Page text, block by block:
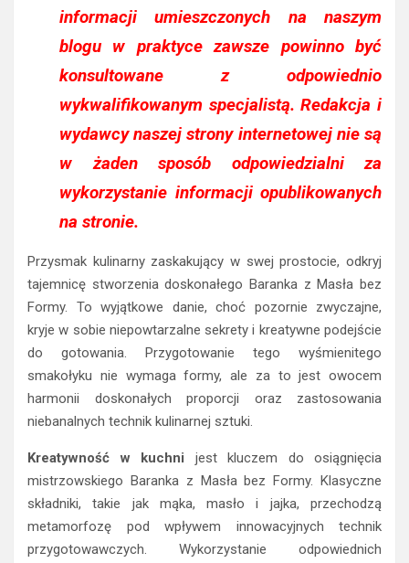
informacji umieszczonych na naszym
blogu w praktyce zawsze powinno być
konsultowane z odpowiednio
wykwalifikowanym specjalistą. Redakcja i
wydawcy naszej strony internetowej nie są
w żaden sposób odpowiedzialni za
wykorzystanie informacji opublikowanych
na stronie.
Przysmak kulinarny zaskakujący w swej prostocie, odkryj
tajemnicę stworzenia doskonałego Baranka z Masła bez
Formy. To wyjątkowe danie, choć pozornie zwyczajne,
kryje w sobie niepowtarzalne sekrety i kreatywne podejście
do gotowania. Przygotowanie tego wyśmienitego
smakołyku nie wymaga formy, ale za to jest owocem
harmonii doskonałych proporcji oraz zastosowania
niebanalnych technik kulinarnej sztuki.
Kreatywność w kuchni jest kluczem do osiągnięcia
mistrzowskiego Baranka z Masła bez Formy. Klasyczne
składniki, takie jak mąka, masło i jajka, przechodzą
metamorfozę pod wpływem innowacyjnych technik
przygotowawczych. Wykorzystanie odpowiednich